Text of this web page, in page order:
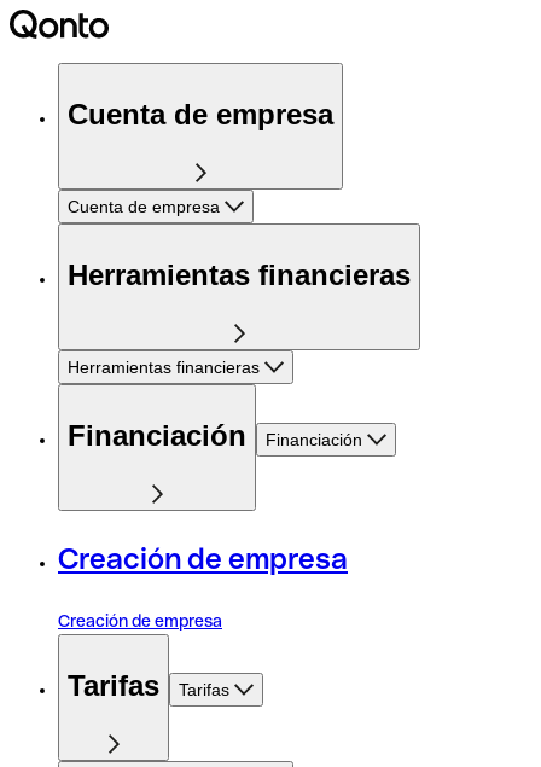
Cuenta de empresa
Cuenta de empresa
Herramientas financieras
Herramientas financieras
Financiación Financiación
Creación de empresa
Creación de empresa
Tarifas Tarifas